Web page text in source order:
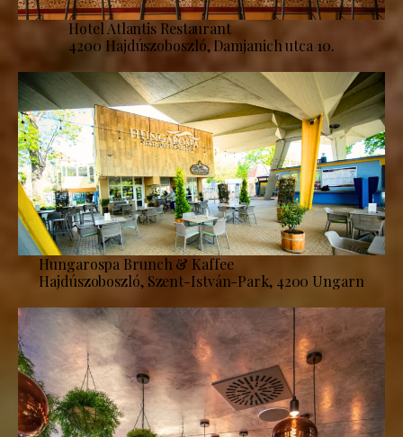
Hotel Atlantis Restaurant
4200 Hajdúszoboszló, Damjanich utca 10.
Hungarospa Brunch & Kaffee
Hajdúszoboszló, Szent-István-Park, 4200 Ungarn